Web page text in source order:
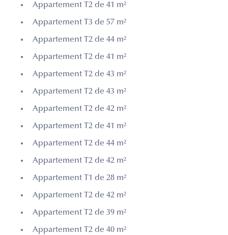
Appartement T2 de 41 m²
Appartement T3 de 57 m²
Appartement T2 de 44 m²
Appartement T2 de 41 m²
Appartement T2 de 43 m²
Appartement T2 de 43 m²
Appartement T2 de 42 m²
Appartement T2 de 41 m²
Appartement T2 de 44 m²
Appartement T2 de 42 m²
Appartement T1 de 28 m²
Appartement T2 de 42 m²
Appartement T2 de 39 m²
Appartement T2 de 40 m²